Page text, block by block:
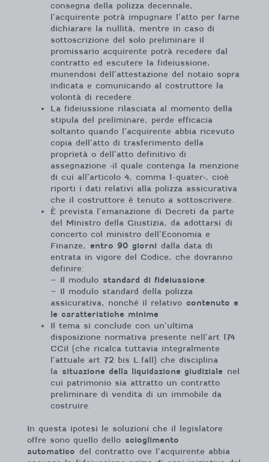
consegna della polizza decennale,
l’acquirente potrà impugnare l’atto per farne
dichiarare la nullità, mentre in caso di
sottoscrizione del solo preliminare il
promissario acquirente potrà recedere dal
contratto ed escutere la fideiussione,
munendosi dell’attestazione del notaio sopra
indicata e comunicando al costruttore la
volontà di recedere.
La fideiussione rilasciata al momento della
stipula del preliminare, perde efficacia
soltanto quando l’acquirente abbia ricevuto
copia dell’atto di trasferimento della
proprietà o dell’atto definitivo di
assegnazione «il quale contenga la menzione
di cui all’articolo 4, comma 1-quater», cioè
riporti i dati relativi alla polizza assicurativa
che il costruttore è tenuto a sottoscrivere.
È prevista l’emanazione di Decreti da parte
del Ministro della Giustizia, da adottarsi di
concerto col ministro dell’Economia e
Finanze, entro 90 giorni dalla data di
entrata in vigore del Codice, che dovranno
definire:
– Il modulo standard di fideiussione
– Il modulo standard della polizza
assicurativa, nonché il relativo contenuto e
le caratteristiche minime
Il tema si conclude con un’ultima
disposizione normativa presente nell’art 174
CCiI (che ricalca tuttavia integralmente
l’attuale art 72 bis L.fall) che disciplina
la situazione della liquidazione giudiziale nel
cui patrimonio sia attratto un contratto
preliminare di vendita di un immobile da
costruire.
In questa ipotesi le soluzioni che il legislatore
offre sono quello dello scioglimento
automatico del contratto ove l’acquirente abbia